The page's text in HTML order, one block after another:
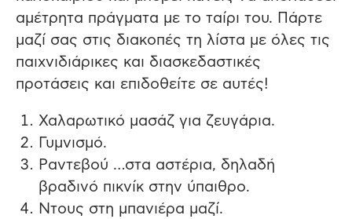
αμέτρητα πράγματα με το ταίρι του. Πάρτε
μαζί σας στις διακοπές τη λίστα με όλες τις
παιχνιδιάρικες και διασκεδαστικές
προτάσεις και επιδοθείτε σε αυτές!
Χαλαρωτικό μασάζ για ζευγάρια.
Γυμνισμό.
Ραντεβού …στα αστέρια, δηλαδή
βραδινό πικνίκ στην ύπαιθρο.
Ντους στη μπανιέρα μαζί.